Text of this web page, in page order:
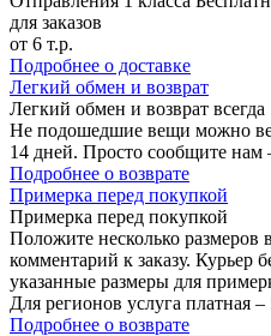
для заказов
от 6 т.р.
Подробнее о доставке
Легкий обмен и возврат
Легкий обмен и возврат всегда
Не подошедшие вещи можно
14 дней. Просто сообщите нам
Подробнее о возврате
Примерка перед покупкой
Примерка перед покупкой
Положите несколько размеров
комментарий к заказу. Курьер
указанные размеры для
Для регионов услуга платная
Подробнее о возврате